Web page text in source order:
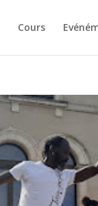
Cours